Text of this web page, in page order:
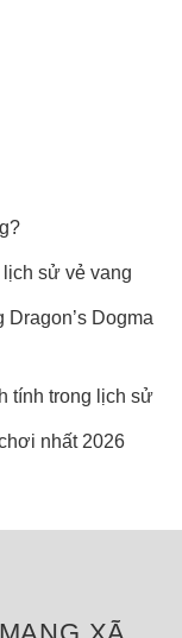
sử vẻ vang
Dogma
tính trong lịch sử
nhất 2026